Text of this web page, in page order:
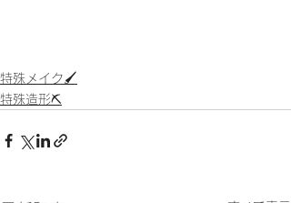
特殊メイク🖌
特殊造形⛏